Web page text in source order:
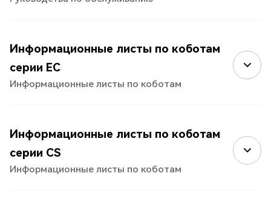
Информационные листы по коботам
серии EC
Информационные листы по коботам
Информационные листы по коботам
серии CS
Информационные листы по коботам